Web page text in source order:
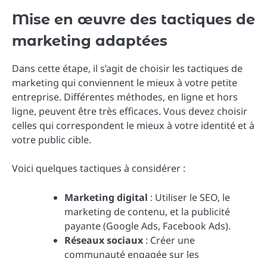
Mise en œuvre des tactiques de
marketing adaptées
Dans cette étape, il s’agit de choisir les tactiques de
marketing qui conviennent le mieux à votre petite
entreprise. Différentes méthodes, en ligne et hors
ligne, peuvent être très efficaces. Vous devez choisir
celles qui correspondent le mieux à votre identité et à
votre public cible.
Voici quelques tactiques à considérer :
Marketing digital : Utiliser le SEO, le
marketing de contenu, et la publicité
payante (Google Ads, Facebook Ads).
Réseaux sociaux : Créer une
communauté engagée sur les